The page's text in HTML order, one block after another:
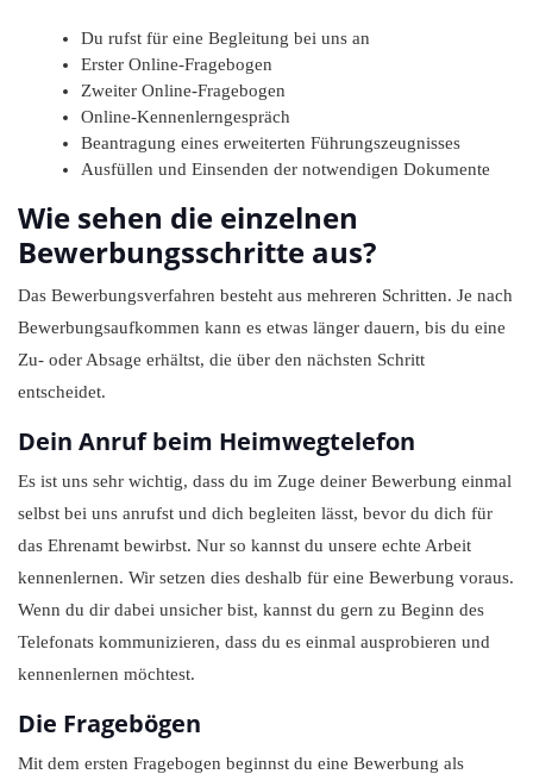
Du rufst für eine Begleitung bei uns an
Erster Online-Fragebogen
Zweiter Online-Fragebogen
Online-Kennenlerngespräch
Beantragung eines erweiterten Führungszeugnisses
Ausfüllen und Einsenden der notwendigen Dokumente
Wie sehen die einzelnen
Bewerbungsschritte aus?
Das Bewerbungsverfahren besteht aus mehreren Schritten. Je nach
Bewerbungsaufkommen kann es etwas länger dauern, bis du eine
Zu- oder Absage erhältst, die über den nächsten Schritt
entscheidet.
Dein Anruf beim Heimwegtelefon
Es ist uns sehr wichtig, dass du im Zuge deiner Bewerbung einmal
selbst bei uns anrufst und dich begleiten lässt, bevor du dich für
das Ehrenamt bewirbst. Nur so kannst du unsere echte Arbeit
kennenlernen. Wir setzen dies deshalb für eine Bewerbung voraus.
Wenn du dir dabei unsicher bist, kannst du gern zu Beginn des
Telefonats kommunizieren, dass du es einmal ausprobieren und
kennenlernen möchtest.
Die Fragebögen
Mit dem ersten Fragebogen beginnst du eine Bewerbung als